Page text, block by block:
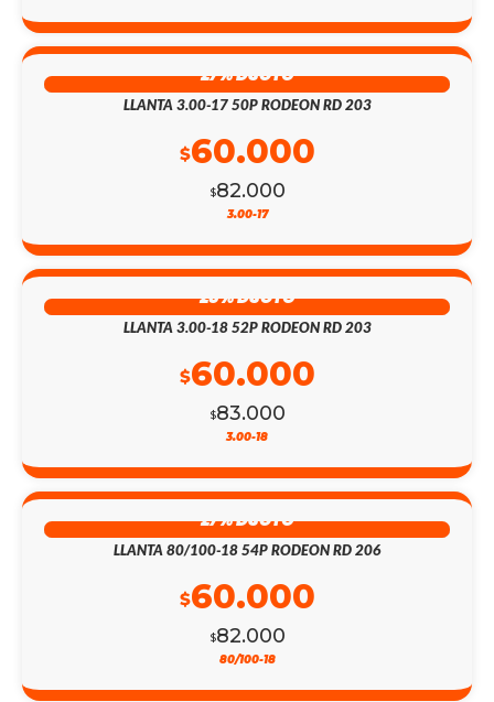
27% DSCTO
LLANTA 3.00-17 50P RODEON RD 203
$82.000
$60.000
3.00-17
28% DSCTO
LLANTA 3.00-18 52P RODEON RD 203
$83.000
$60.000
3.00-18
27% DSCTO
LLANTA 80/100-18 54P RODEON RD 206
$82.000
$60.000
80/100-18